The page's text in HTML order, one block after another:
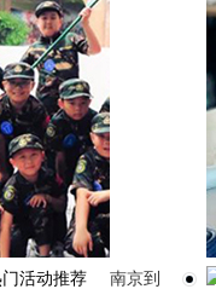
南京到